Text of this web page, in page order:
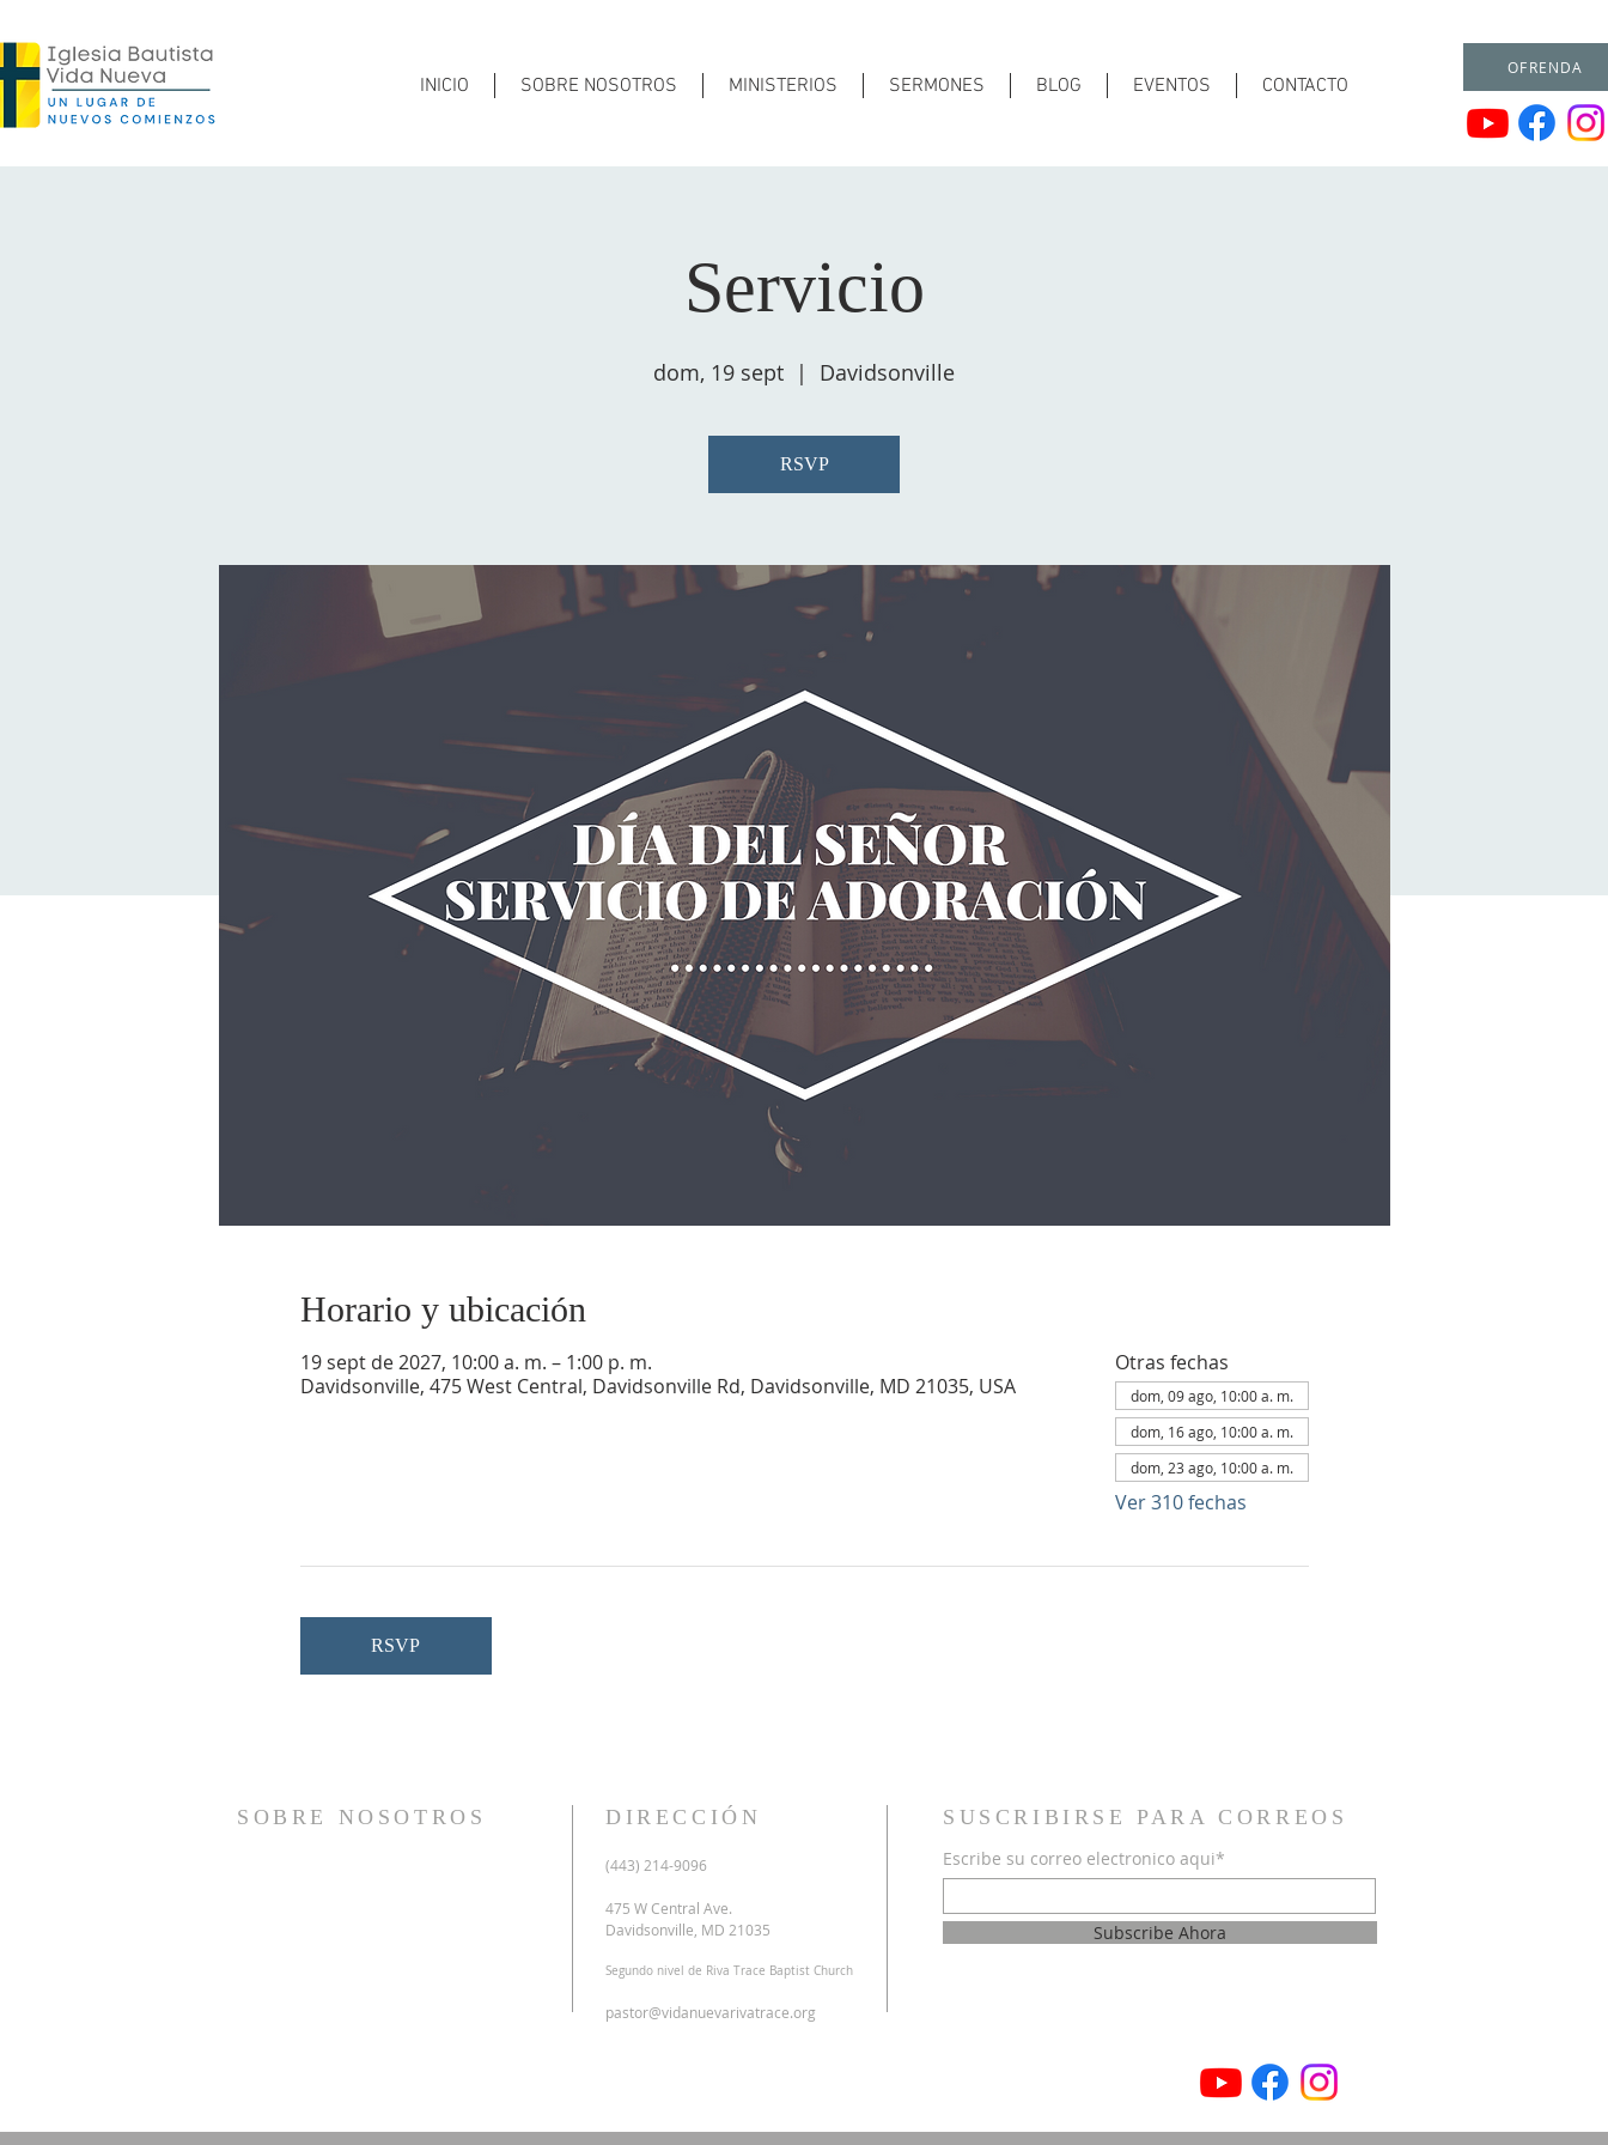
INICIO SOBRE NOSOTROS MINISTERIOS SERMONES BLOG EVENTOS CONTACTO
OFRENDA
Servicio
dom, 19 sept
  |
Davidsonville
RSVP
Horario y ubicación
19 sept de 2027, 10:00 a. m. – 1:00 p. m.
Davidsonville, 475 West Central, Davidsonville Rd, Davidsonville, MD 21035, USA
Otras fechas
dom, 09 ago, 10:00 a. m.
dom, 16 ago, 10:00 a. m.
dom, 23 ago, 10:00 a. m.
Ver 310 fechas
RSVP
SOBRE NOSOTROS DIRECCIÓN
(443) 214-9096
475 W Central Ave.
Davidsonville, MD 21035
Segundo nivel de Riva Trace Baptist Church
pastor@vidanuevarivatrace.org
SUSCRIBIRSE PARA CORREOS
Escribe su correo electronico aqui*
Subscribe Ahora